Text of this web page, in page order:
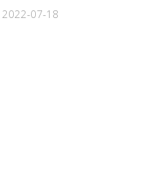
2022-07-18